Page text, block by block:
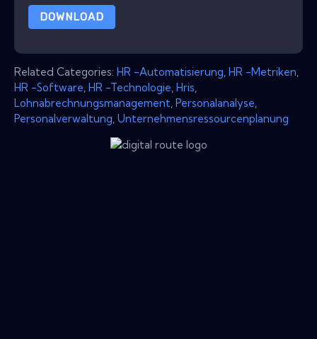
DOWNLOAD
Related Categories: HR -Automatisierung HR -Metriken
HR -Software HR -Technologie Hris
Lohnabrechnungsmanagement Personalanalyse
Personalverwaltung Unternehmensressourcenplanung